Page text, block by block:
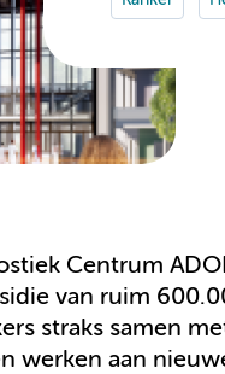
Centrum
van ruim
straks samen
werken aan